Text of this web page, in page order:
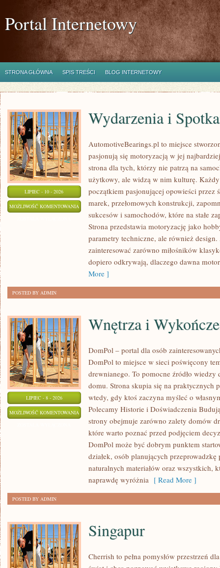
Portal Internetowy
STRONA GŁÓWNA SPIS TREŚCI BLOG INTERNETOWY
LIPIEC - 10 - 2026
MOŻLIWOŚĆ KOMENTOWANIA WYDARZENIA
SPOTKANIA
KLASYKÓW
Wydarzenia i
AutomotiveBearings.pl to miejsce
pasjonują się motoryzacją w jej
strona dla tych, którzy nie patrzą na
użytkowy, ale widzą w nim kulturę.
początkiem pasjonującej opowieści przez
marek, przełomowych konstrukcji,
sukcesów i samochodów, które na stałe
Strona przedstawia motoryzację jako
parametry techniczne, ale również
zainteresować zarówno miłośników
dopiero odkrywają, dlaczego dawna
More ]
POSTED BY ADMIN
LIPIEC - 8 - 2026
MOŻLIWOŚĆ KOMENTOWANIA WNĘTRZA
WYKOŃCZENIA
Wnętrza i
DomPol – portal dla osób
DomPol to miejsce w sieci poświęcony
drewnianego. To pomocne źródło
domu. Strona skupia się na praktycznych
wtedy, gdy ktoś zaczyna myśleć o
Polecamy Historie i Doświadczenia
strony obejmuje zarówno zalety domów
które warto poznać przed podjęciem
DomPol może być dobrym punktem
działek, osób planujących
naturalnych materiałów oraz wszystkich,
naprawdę wyróżnia [ Read More ]
POSTED BY ADMIN
Singapur
Cherrish to pełna pomysłów przestrzeń